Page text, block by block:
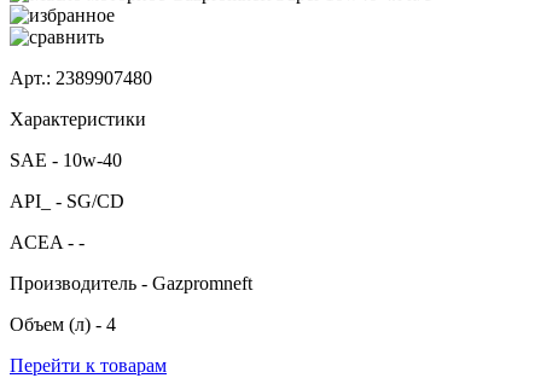
Арт.: 2389907480
Характеристики
SAE - 10w-40
API_ - SG/CD
ACEA - -
Производитель - Gazpromneft
Объем (л) - 4
Перейти к товарам